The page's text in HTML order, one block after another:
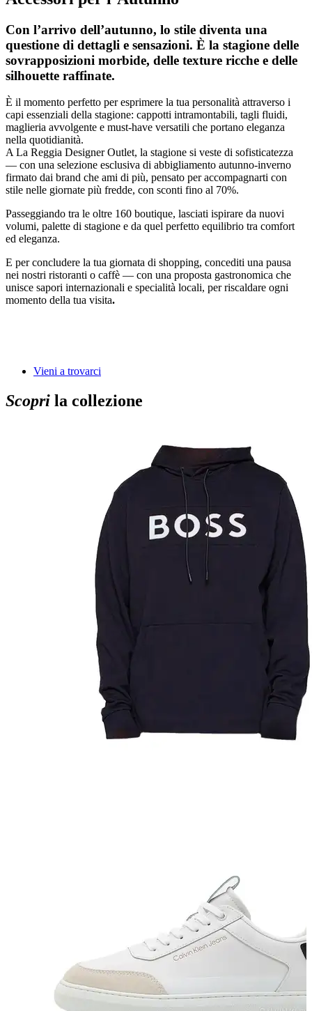
Con l’arrivo dell’autunno, lo stile diventa una
questione di dettagli e sensazioni. È la stagione delle
sovrapposizioni morbide, delle texture ricche e delle
silhouette raffinate.
È il momento perfetto per esprimere la tua personalità attraverso i
capi essenziali della stagione: cappotti intramontabili, tagli fluidi,
maglieria avvolgente e must-have versatili che portano eleganza
nella quotidianità.
A La Reggia Designer Outlet, la stagione si veste di sofisticatezza
— con una selezione esclusiva di abbigliamento autunno-inverno
firmato dai brand che ami di più, pensato per accompagnarti con
stile nelle giornate più fredde, con sconti fino al 70%.
Passeggiando tra le oltre 160 boutique, lasciati ispirare da nuovi
volumi, palette di stagione e da quel perfetto equilibrio tra comfort
ed eleganza.
E per concludere la tua giornata di shopping, concediti una pausa
nei nostri ristoranti o caffè — con una proposta gastronomica che
unisce sapori internazionali e specialità locali, per riscaldare ogni
momento della tua visita.
Vieni a trovarci
Scopri la collezione